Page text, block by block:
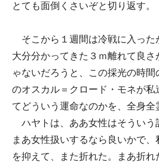
とても面倒くさいぞと切り返す。
そこから１週間は冷戦に入った
大分分かってきた３ｍ離れて良さ
ゃないだろうと、この採光の時
のオスカル＝クロード・モネが私
てどういう運命なのかを、全身全
ハヤトは、ああ女性はそういう
まあ女性扱いするなら良いかで、
を抑えて、また折れた。まあ折れ